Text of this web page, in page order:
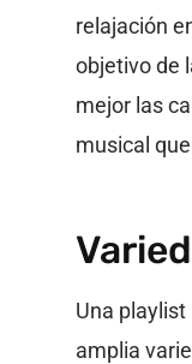
relajación
objetivo de
mejor las
musical
Una
amplia